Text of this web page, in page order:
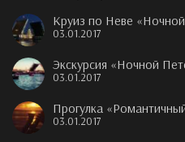
Круиз по Неве
03.01.2017
Экскурсия «Ночной
03.01.2017
Прогулка
03.01.2017